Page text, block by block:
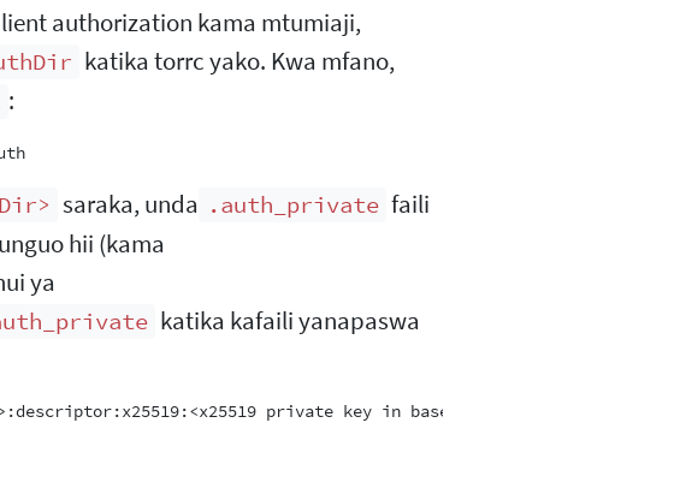
authorization kama mtumiaji,
katika torrc yako. Kwa mfano,
:
ClientOnionAuthDir /var/lib/tor/onion_auth
saraka, unda .auth_private faili
hii (kama
ya
katika kafaili yanapaswa